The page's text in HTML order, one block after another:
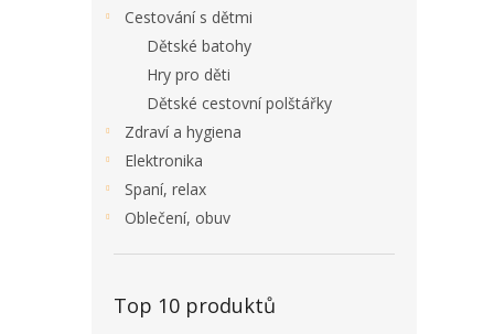
Cestování s dětmi
Dětské batohy
Hry pro děti
Dětské cestovní polštářky
Zdraví a hygiena
Elektronika
Spaní, relax
Oblečení, obuv
Top 10 produktů